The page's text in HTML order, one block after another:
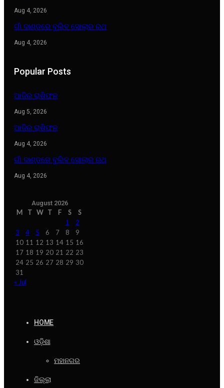
Aug 4, 2026
ଗାଁ ଦାଣ୍ଡରେ ବୁଲିବ ସୋଲାର ରଥ
Aug 4, 2026
Popular Posts
ଆଜିର ରାଶିଫଳ
Aug 5, 2026
ଆଜିର ରାଶିଫଳ
Aug 4, 2026
ଗାଁ ଦାଣ୍ଡରେ ବୁଲିବ ସୋଲାର ରଥ
Aug 4, 2026
August 2026
M T W T F S
S
1
2
3
4 5 6 7 8
9
10 11 12 13 14 15 16
17 18 19 20 21 22 23
24 25 26 27 28 29 30
31
« Jul
HOME
ଓଡ଼ିଶା
ମହାନଗର
ଜିଲ୍ଲା